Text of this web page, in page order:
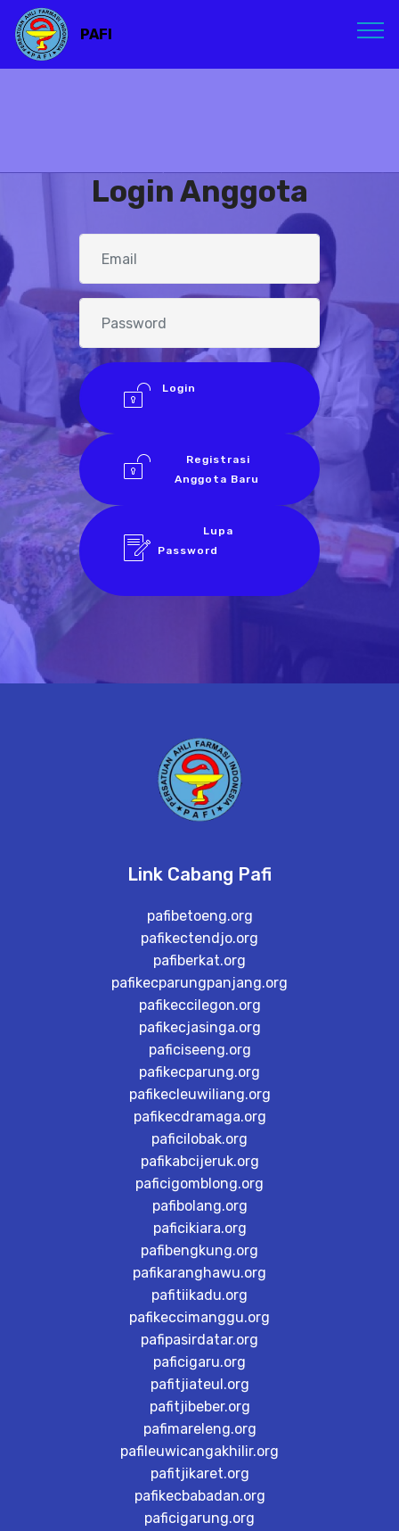
PAFI
Login Anggota
Login
Registrasi
Anggota Baru
Lupa
Password
Link Cabang Pafi
pafibetoeng.org
pafikectendjo.org
pafiberkat.org
pafikecparungpanjang.org
pafikeccilegon.org
pafikecjasinga.org
paficiseeng.org
pafikecparung.org
pafikecleuwiliang.org
pafikecdramaga.org
paficilobak.org
pafikabcijeruk.org
paficigomblong.org
pafibolang.org
paficikiara.org
pafibengkung.org
pafikaranghawu.org
pafitiikadu.org
pafikeccimanggu.org
pafipasirdatar.org
paficigaru.org
pafitjiateul.org
pafitjibeber.org
pafimareleng.org
pafileuwicangakhilir.org
pafitjikaret.org
pafikecbabadan.org
paficigarung.org